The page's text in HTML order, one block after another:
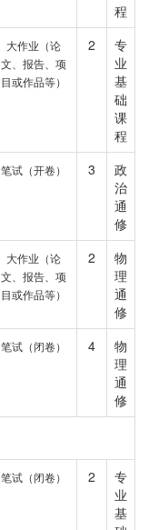
程
大作业（论
文、报告、项
目或作品等）
2
专
业
基
础
课
程
笔试（开卷） 3
政
治
通
修
大作业（论
文、报告、项
目或作品等）
2
物
理
通
修
笔试（闭卷） 4
物
理
通
修
笔试（闭卷） 2
专
业
基